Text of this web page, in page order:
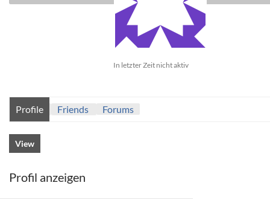
In letzter Zeit nicht aktiv
Profile Friends Forums
View
Profil anzeigen